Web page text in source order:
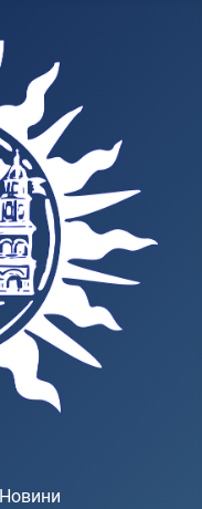
Новини